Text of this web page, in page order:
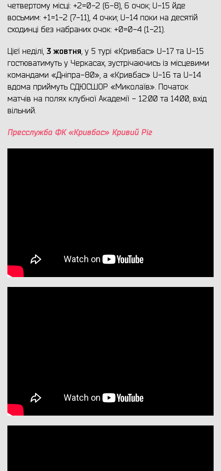
четвертому місці: +2=0-2 (6-8), 6 очок; U-15 йде
восьмим: +1=1-2 (7-11), 4 очки; U-14 поки на десятій
сходинці без набраних очок: +0=0-4 (1-21).
Цієї неділі, 3 жовтня, у 5 турі «Кривбас» U-17 та U-15
гостюватимуть у Черкасах, зустрічаючись із місцевими
командами «Дніпра-80», а «Кривбас» U-16 та U-14
вдома приймуть СДЮСШОР «Миколаїв». Початок
матчів на полях клубної Академії - 12:00 та 14:00, вхід
вільний.
Пресслужба ФК «Кривбас» Кривий Ріг